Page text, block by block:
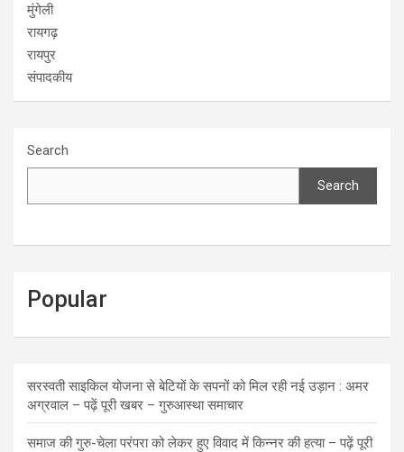
मुंगेली
रायगढ़
रायपुर
संपादकीय
Search
Search
Popular
सरस्वती साइकिल योजना से बेटियों के सपनों को मिल रही नई उड़ान : अमर
अग्रवाल – पढ़ें पूरी खबर – गुरुआस्था समाचार
समाज की गुरु-चेला परंपरा को लेकर हुए विवाद में किन्नर की हत्या – पढ़ें पूरी